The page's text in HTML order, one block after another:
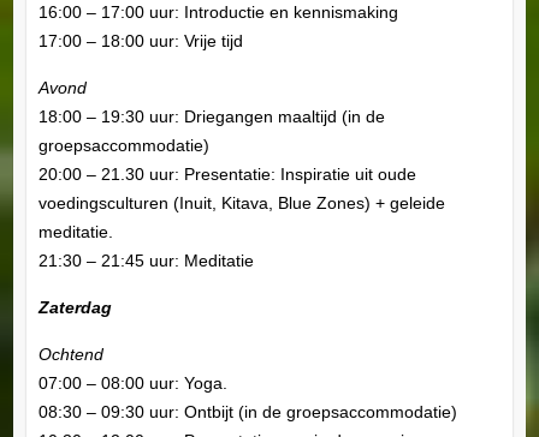
16:00 – 17:00 uur: Introductie en kennismaking
17:00 – 18:00 uur: Vrije tijd
Avond
18:00 – 19:30 uur: Driegangen maaltijd (in de
groepsaccommodatie)
20:00 – 21.30 uur: Presentatie: Inspiratie uit oude
voedingsculturen (Inuit, Kitava, Blue Zones) + geleide
meditatie.
21:30 – 21:45 uur: Meditatie
Zaterdag
Ochtend
07:00 – 08:00 uur: Yoga.
08:30 – 09:30 uur: Ontbijt (in de groepsaccommodatie)